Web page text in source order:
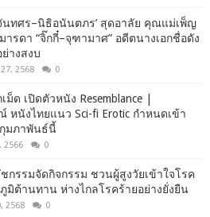
นทศร–นิธิอนันตภร’ สุดอาลัย คุณแม่เพ็ญ
รดา “จิ๊กกี๋–จุฑามาศ” อดีตนางเอกชื่อดัง
างสงบ
2568 0
ม็ด เปิดตัวหนัง Resemblance |
หนังไทยแนว Sci-fi Erotic กำหนดเข้า
มภาพันธ์นี้
2566 0
ชกรรมจัดกิจกรรม ชวนผู้สูงวัยเข้าใจโรค
ภูมิต้านทาน ห่างไกลโรคร้ายอย่างยั่งยืน
2568 0